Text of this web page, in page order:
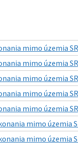
mimo územia
mimo územia
mimo územia
mimo územia
mimo územia
mimo územia
mimo územia